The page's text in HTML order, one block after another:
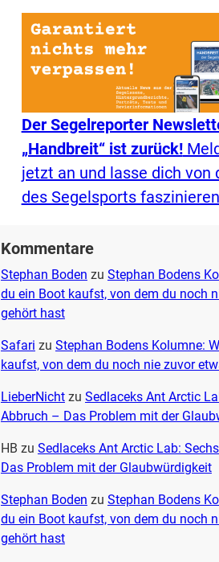
Der Segelreporter
„Handbreit“ ist zurück!
jetzt an und lasse dich von
des Segelsports
Kommentare
Stephan Boden zu Stephan Bodens
du ein Boot kaufst, von dem du noch
gehört hast
Safari zu Stephan Bodens Kolumne:
kaufst, von dem du noch nie zuvor
LieberNichtzu Sedlaceks Ant Arctic
Abbruch – Das Problem mit der
HB zu Sedlaceks Ant Arctic Lab:
Das Problem mit der Glaubwürdigkeit
Stephan Boden zu Stephan Bodens
du ein Boot kaufst, von dem du noch
gehört hast